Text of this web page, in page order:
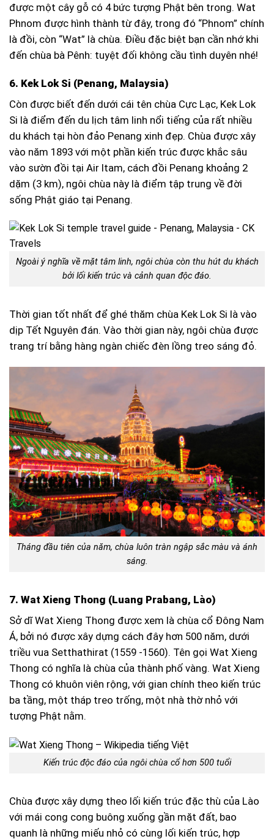
được một cây gỗ có 4 bức tượng Phật bên trong. Wat
Phnom được hình thành từ đây, trong đó “Phnom” chính
là đồi, còn “Wat” là chùa. Điều đặc biệt bạn cần nhớ khi
đến chùa bà Pênh: tuyệt đối không cầu tình duyên nhé!
6. Kek Lok Si (Penang, Malaysia)
Còn được biết đến dưới cái tên chùa Cực Lạc, Kek Lok
Si là điểm đến du lịch tâm linh nổi tiếng của rất nhiều
du khách tại hòn đảo Penang xinh đẹp. Chùa được xây
vào năm 1893 với một phần kiến trúc được khắc sâu
vào sườn đồi tại Air Itam, cách đồi Penang khoảng 2
dặm (3 km), ngôi chùa này là điểm tập trung về đời
sống Phật giáo tại Penang.
Ngoài ý nghĩa về mặt tâm linh, ngôi chùa còn thu hút du khách
bởi lối kiến trúc và cảnh quan độc đáo.
Thời gian tốt nhất để ghé thăm chùa Kek Lok Si là vào
dịp Tết Nguyên đán. Vào thời gian này, ngôi chùa được
trang trí bằng hàng ngàn chiếc đèn lồng treo sáng đỏ.
Tháng đầu tiên của năm, chùa luôn tràn ngập sắc màu và ánh
sáng.
7. Wat Xieng Thong (Luang Prabang, Lào)
Sở dĩ Wat Xieng Thong được xem là chùa cổ Đông Nam
Á, bởi nó được xây dựng cách đây hơn 500 năm, dưới
triều vua Setthathirat (1559 -1560). Tên gọi Wat Xieng
Thong có nghĩa là chùa của thành phố vàng. Wat Xieng
Thong có khuôn viên rộng, với gian chính theo kiến trúc
ba tầng, một tháp treo trống, một nhà thờ nhỏ với
tượng Phật nằm.
Kiến trúc độc đáo của ngôi chùa cổ hơn 500 tuổi
Chùa được xây dựng theo lối kiến trúc đặc thù của Lào
với mái cong cong buông xuống gần mặt đất, bao
quanh là những miếu nhỏ có cùng lối kiến trúc, hợp